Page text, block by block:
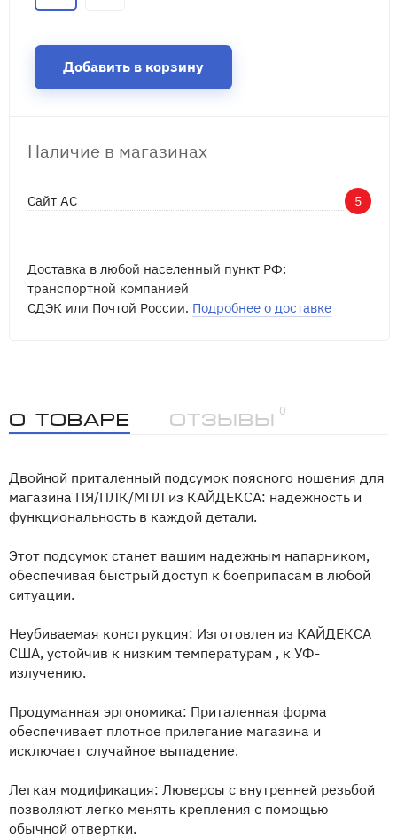
Добавить в корзину
Наличие в магазинах
Сайт АС 5
Доставка в любой населенный пункт РФ:
транспортной компанией
СДЭК или Почтой России. Подробнее о доставке
О товаре Отзывы
0
Двойной приталенный подсумок поясного ношения для
магазина ПЯ/ПЛК/МПЛ из КАЙДЕКСА: надежность и
функциональность в каждой детали.
Этот подсумок станет вашим надежным напарником,
обеспечивая быстрый доступ к боеприпасам в любой
ситуации.
Неубиваемая конструкция: Изготовлен из КАЙДЕКСА
США, устойчив к низким температурам , к УФ-
излучению.
Продуманная эргономика: Приталенная форма
обеспечивает плотное прилегание магазина и
исключает случайное выпадение.
Легкая модификация: Люверсы с внутренней резьбой
позволяют легко менять крепления с помощью
обычной отвертки.